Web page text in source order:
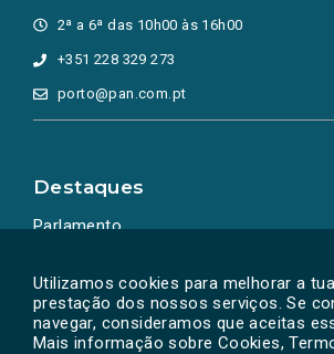
Utilizamos cookies para melhorar a
prestação dos nossos serviços. Se
navegar, consideramos que aceitas
Mais informação sobre Cookies,
2ª a 6ª das 10h00 às 16h00
+351 228 329 273
porto@pan.com.pt
Destaques
Parlamento